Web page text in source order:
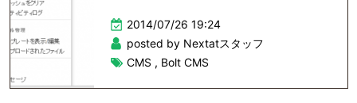
2014/07/26 19:24
posted by Nextatスタッフ
CMS , Bolt CMS